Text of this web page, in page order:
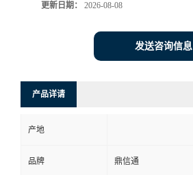
更新日期： 2026-08-08
发送咨询信息
产品详请
产地
品牌 鼎信通